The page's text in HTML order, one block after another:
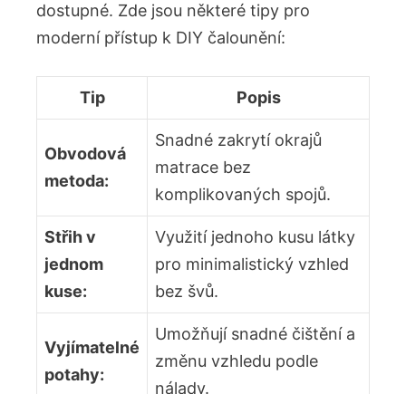
dostupné. Zde jsou některé tipy pro
moderní přístup k DIY čalounění:
Tip Popis
Obvodová
metoda:
Snadné zakrytí okrajů
matrace bez
komplikovaných spojů.
Střih v
jednom
kuse:
Využití jednoho kusu látky
pro minimalistický vzhled
bez švů.
Vyjímatelné
potahy:
Umožňují snadné čištění a
změnu vzhledu podle
nálady.